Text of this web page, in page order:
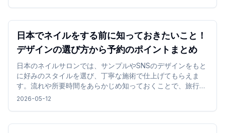
日本でネイルをする前に知っておきたいこと！
デザインの選び方から予約のポイントまとめ
日本のネイルサロンでは、サンプルやSNSのデザインをもと
に好みのスタイルを選び、丁寧な施術で仕上げてもらえま
す。流れや所要時間をあらかじめ知っておくことで、旅行中
でも無理なくネイル体験を楽しめます。
2026-05-12